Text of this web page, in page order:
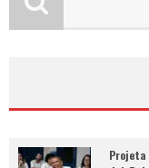
Projeta